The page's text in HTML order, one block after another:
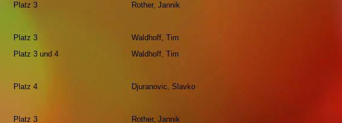
Platz 3
Rother, Jannik
Platz 3
Waldhoff, Tim
Platz 3 und 4
Waldhoff, Tim
Platz 4
Djuranovic, Slavko
Platz 3
Rother, Jannik